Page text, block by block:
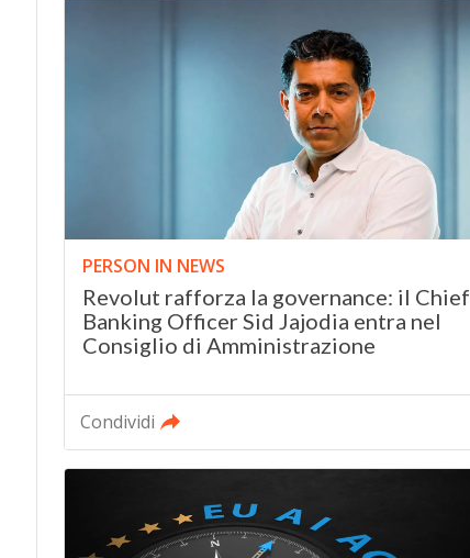
PERSON IN NEWS
Revolut rafforza la governance: il Chief
Banking Officer Sid Jajodia entra nel
Consiglio di Amministrazione
Condividi